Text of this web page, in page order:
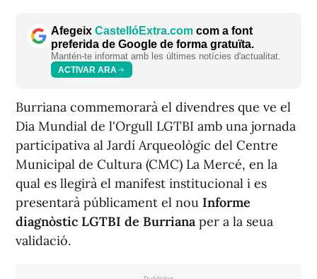
Afegeix CastellóExtra.com com a font
preferida de Google de forma gratuïta.
Mantén-te informat amb les últimes notícies d'actualitat.
ACTIVAR ARA
Burriana commemorarà el divendres que ve el
Dia Mundial de l'Orgull LGTBI amb una jornada
participativa al Jardí Arqueològic del Centre
Municipal de Cultura (CMC) La Mercé, en la
qual es llegirà el manifest institucional i es
presentarà públicament el nou Informe
diagnòstic LGTBI de Burriana per a la seua
validació.